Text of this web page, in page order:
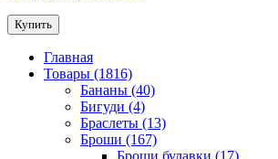
Купить
Главная
Товары (1816)
Бананы (40)
Бигуди (4)
Браслеты (13)
Броши (167)
Броши булавки (17)